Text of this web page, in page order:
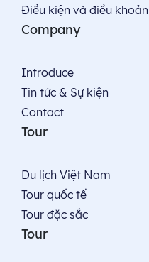
Điều kiện và điều khoản
Company
Introduce
Tin tức & Sự kiện
Contact
Tour
Du lịch Việt Nam
Tour quốc tế
Tour đặc sắc
Tour